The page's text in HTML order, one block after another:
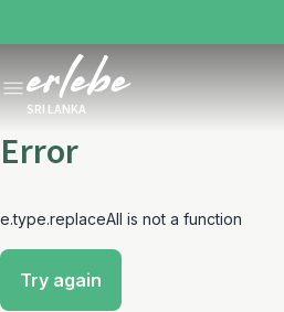
SRI LANKA
Error
e.type.replaceAll is not a function
Try again